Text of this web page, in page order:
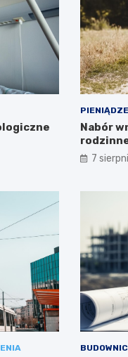
PIENIĄDZE
Nabór
już w
7